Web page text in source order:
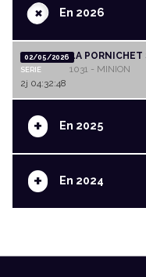
+En 2026
02/05/2026
SERIE
LA
1031 - MINION
2j 04:32:48
+ En 2025
+ En 2024